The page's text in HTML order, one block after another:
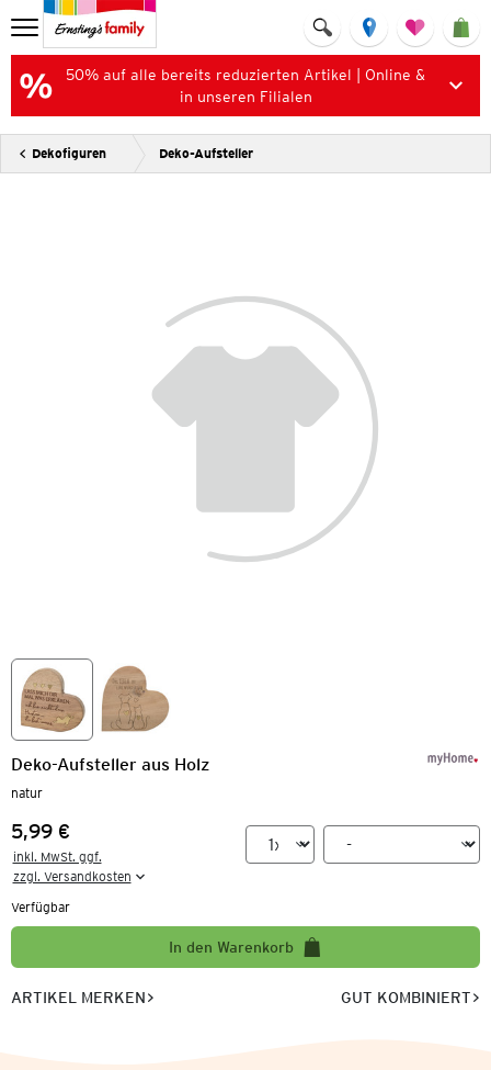
50% auf alle bereits reduzierten Artikel | Online &
in unseren Filialen
Dekofiguren Deko-Aufsteller
Deko-Aufsteller aus Holz
natur
Preis:
5,99 €
inkl. MwSt. ggf.
zzgl. Versandkosten
Verfügbar
In den Warenkorb
ARTIKEL MERKEN GUT KOMBINIERT